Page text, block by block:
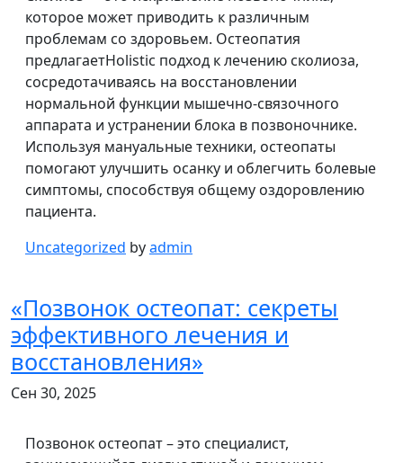
которое может приводить к различным
проблемам со здоровьем. Остеопатия
предлагаетHolistic подход к лечению сколиоза,
сосредотачиваясь на восстановлении
нормальной функции мышечно-связочного
аппарата и устранении блока в позвоночнике.
Используя мануальные техники, остеопаты
помогают улучшить осанку и облегчить болевые
симптомы, способствуя общему оздоровлению
пациента.
Uncategorized byadmin
«Позвонок остеопат: секреты
эффективного лечения и
восстановления»
Сен 30, 2025
Позвонок остеопат – это специалист,